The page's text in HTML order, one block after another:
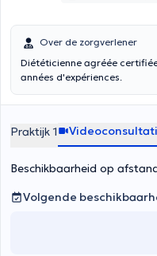
Over de zorgverlener
Diététicienne agréée
années d'expériences.
Praktijk 1
Beschikbaarheid op
Volgende